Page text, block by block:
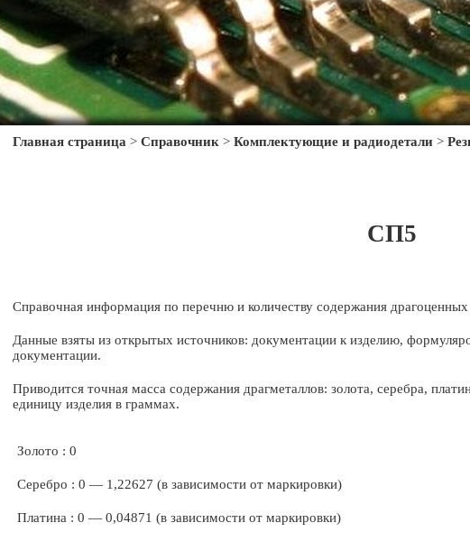
Главная страница > Справочник > Комплектующие и радиодетали >
СП5
Справочная информация по перечню и количеству содержания драгоценных
Данные взяты из открытых источников: документации к изделию,
документации.
Приводится точная масса содержания драгметаллов: золота, серебра,
единицу изделия в граммах.
Золото : 0
Серебро : 0 — 1,22627 (в зависимости от маркировки)
Платина : 0 — 0,04871 (в зависимости от маркировки)